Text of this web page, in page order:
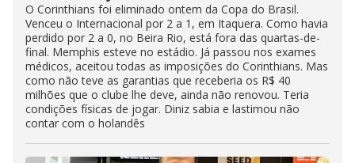
O Corinthians foi eliminado ontem da Copa do Brasil.
Venceu o Internacional por 2 a 1, em Itaquera. Como havia
perdido por 2 a 0, no Beira Rio, está fora das quartas-de-
final. Memphis esteve no estádio. Já passou nos exames
médicos, aceitou todas as imposições do Corinthians. Mas
como não teve as garantias que receberia os R$ 40
milhões que o clube lhe deve, ainda não renovou. Teria
condições físicas de jogar. Diniz sabia e lastimou não
contar com o holandês